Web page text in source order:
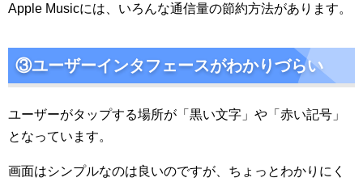
Apple Musicには、いろんな通信量の節約方法があります。
③ユーザーインタフェースがわかりづらい
ユーザーがタップする場所が「黒い文字」や「赤い記号」
となっています。
画面はシンプルなのは良いのですが、ちょっとわかりにく